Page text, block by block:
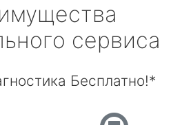
сервиса
Бесплатно!*